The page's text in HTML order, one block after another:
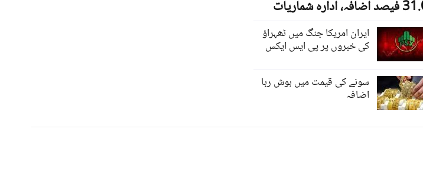
ادارہ شماریات
ایران امریکا جنگ میں ٹھہراؤ
کی خبروں پر پی ایس ایکس
سونے کی قیمت میں ہوش ربا
اضافہ